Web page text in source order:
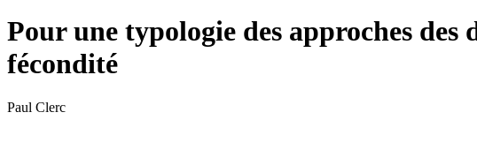
Pour une typologie des approches des
fécondité
Paul Clerc